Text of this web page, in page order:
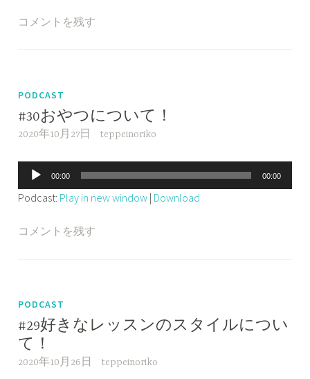
ー
コメントを残す
PODCAST
#30おやつについて！
2020年10月27日 teppeinoriko
声
プ
ー
00:00 00:00
Podcast: Play in new window | Download
コメントを残す
PODCAST
#29好きなレッスンのスタイルについ
て！
2020年10月26日 teppeinoriko